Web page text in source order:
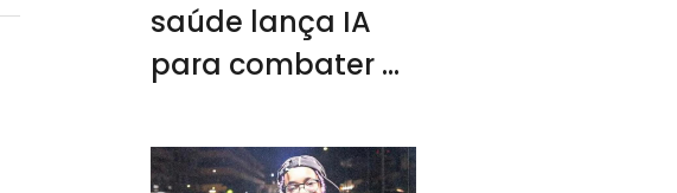
saúde lança IA
para combater a
a vacina